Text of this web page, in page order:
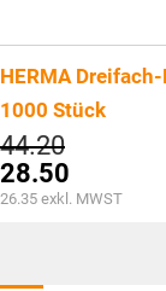
HERMA
1000 Stück
44.20
Preis
war:
CHF44.20
28.50
Aktueller
26.35 exkl. MWST